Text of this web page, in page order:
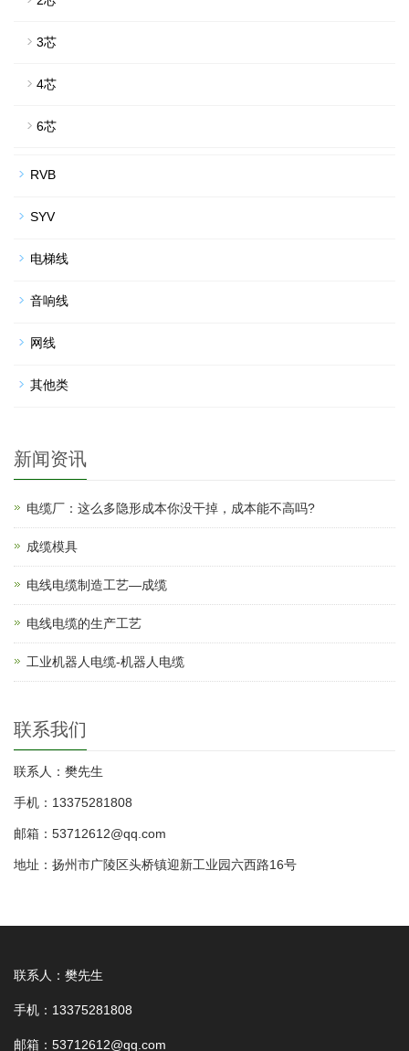
3芯
4芯
6芯
RVB
SYV
电梯线
音响线
网线
其他类
新闻资讯
电缆厂：这么多隐形成本你没干掉，成本能不高吗?
成缆模具
电线电缆制造工艺—成缆
电线电缆的生产工艺
工业机器人电缆-机器人电缆
联系我们
联系人：樊先生
手机：13375281808
邮箱：53712612@qq.com
地址：扬州市广陵区头桥镇迎新工业园六西路16号
联系人：樊先生
手机：13375281808
邮箱：53712612@qq.com